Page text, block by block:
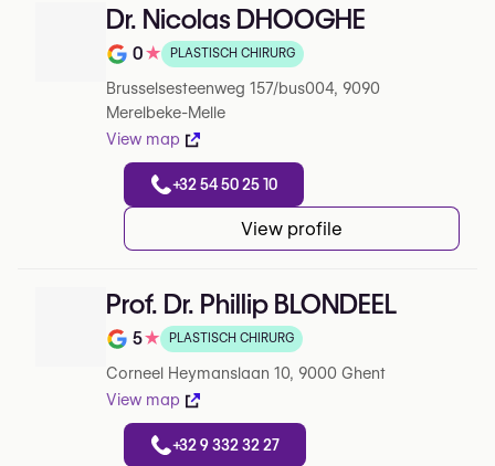
Dr. Nicolas DHOOGHE
Note de 0 sur 5 sur Google
0★ PLASTISCH CHIRURG
Brusselsesteenweg 157/bus004, 9090
Merelbeke-Melle
View map
+32 54 50 25 10
View profile
Prof. Dr. Phillip BLONDEEL
Note de 5 sur 5 sur Google
5★ PLASTISCH CHIRURG
Corneel Heymanslaan 10, 9000 Ghent
View map
+32 9 332 32 27